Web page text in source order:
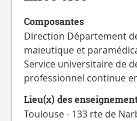
Composantes
Direction Département
maïeutique et
Service universitaire de
professionnel continue
Lieu(x) des
Toulouse - 133 rte de